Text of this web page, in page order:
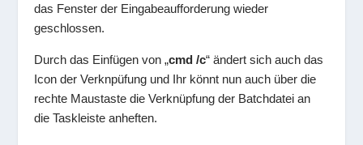
das Fenster der Eingabeaufforderung wieder
geschlossen.
Durch das Einfügen von „cmd /c“ ändert sich auch das
Icon der Verknpüfung und Ihr könnt nun auch über die
rechte Maustaste die Verknüpfung der Batchdatei an
die Taskleiste anheften.